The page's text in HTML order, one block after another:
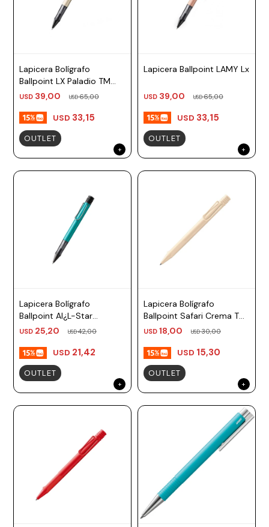
Lapicera Bolígrafo
Ballpoint LX Paladio TM
negro Lamy
USD 39,00 USD65,00
USD 33,15
OUTLET
Lapicera Ballpoint LAMY Lx
USD 39,00 USD65,00
USD 33,15
OUTLET
Lapicera Bolígrafo
Ballpoint Al¿L-Star
Turuquesa TM negro Lamy
USD 25,20 USD42,00
USD 21,42
OUTLET
Lapicera Bolígrafo
Ballpoint Safari Crema TM
negro Lamy
USD 18,00 USD30,00
USD 15,30
OUTLET